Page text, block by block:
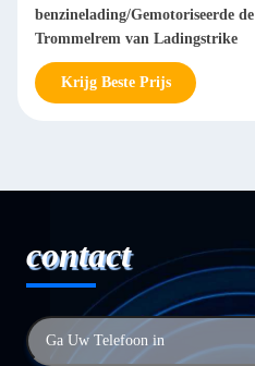
benzinelading/Gemotoriseerde de
Trommelrem van Ladingstrike
Krijg Beste Prijs
contact